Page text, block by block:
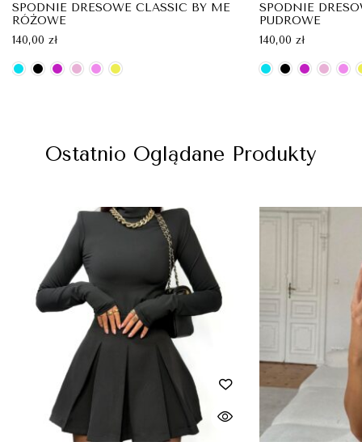
SPODNIE DRESOWE CLASSIC BY ME
RÓŻOWE
140,00 zł
SPODNIE
PUDROWE
140,00 zł
Ostatnio Oglądane Produkty